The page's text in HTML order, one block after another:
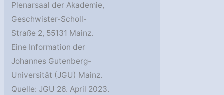
Plenarsaal der Akademie,
Geschwister-Scholl-
Straße 2, 55131 Mainz.
Eine Information der
Johannes Gutenberg-
Universität (JGU) Mainz.
Quelle: JGU 26. April 2023.